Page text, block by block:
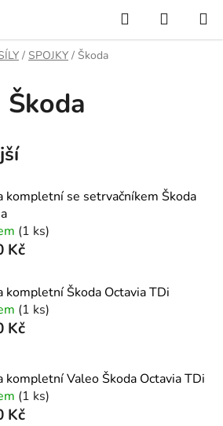
Hledat
KOŠÍK
/ SPOJKY / Škoda
Škoda
kompletní se setrvačníkem Škoda
(1 ks)
Kč
kompletní Škoda Octavia TDi
(1 ks)
Kč
kompletní Valeo Škoda Octavia TDi
(1 ks)
Kč